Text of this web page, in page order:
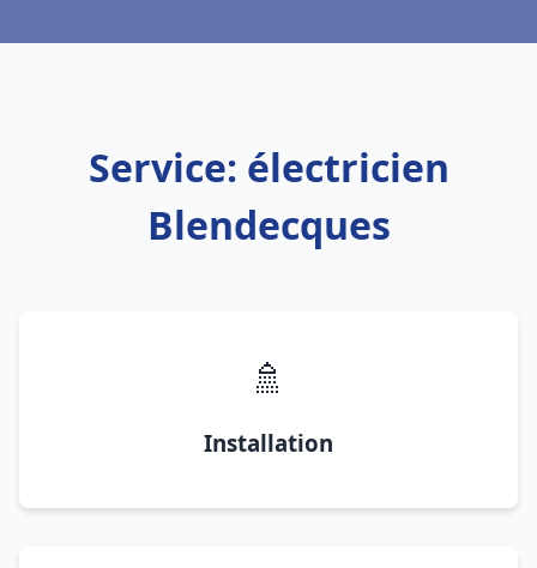
Service: électricien
Blendecques
🚿
Installation